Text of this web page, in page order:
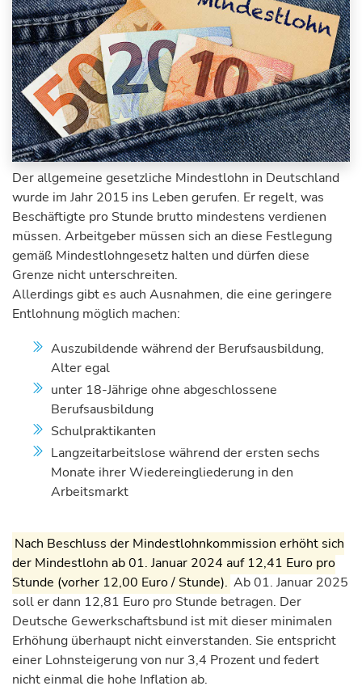
Der allgemeine gesetzliche Mindestlohn in Deutschland
wurde im Jahr 2015 ins Leben gerufen. Er regelt, was
Beschäftigte pro Stunde brutto mindestens verdienen
müssen. Arbeitgeber müssen sich an diese Festlegung
gemäß Mindestlohngesetz halten und dürfen diese
Grenze nicht unterschreiten.
Allerdings gibt es auch Ausnahmen, die eine geringere
Entlohnung möglich machen:
Auszubildende während der Berufsausbildung,
Alter egal
unter 18-Jährige ohne abgeschlossene
Berufsausbildung
Schulpraktikanten
Langzeitarbeitslose während der ersten sechs
Monate ihrer Wiedereingliederung in den
Arbeitsmarkt
Nach Beschluss der Mindestlohnkommission erhöht sich
der Mindestlohn ab 01. Januar 2024 auf 12,41 Euro pro
Stunde (vorher 12,00 Euro / Stunde). Ab 01. Januar 2025
soll er dann 12,81 Euro pro Stunde betragen. Der
Deutsche Gewerkschaftsbund ist mit dieser minimalen
Erhöhung überhaupt nicht einverstanden. Sie entspricht
einer Lohnsteigerung von nur 3,4 Prozent und federt
nicht einmal die hohe Inflation ab.